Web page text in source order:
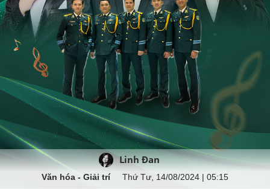
Linh Đan
Văn hóa - Giải trí Thứ Tư, 14/08/2024 | 05:15